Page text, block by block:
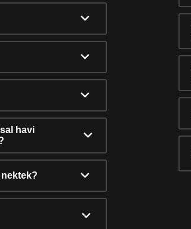
havi